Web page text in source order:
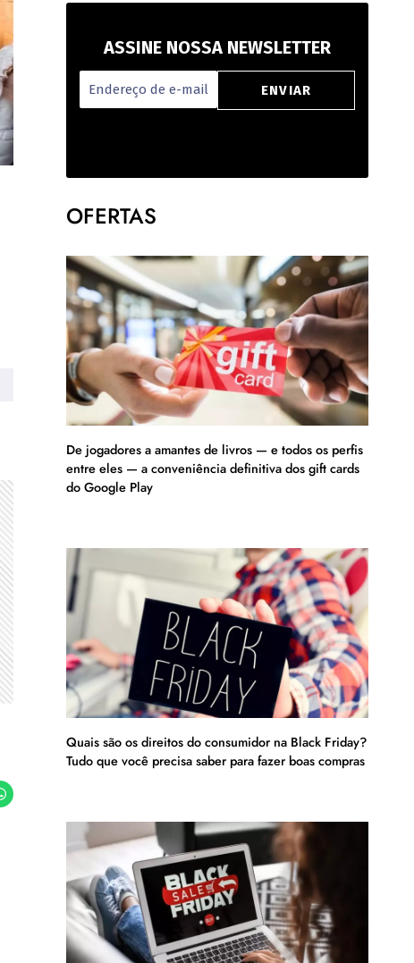
ASSINE NOSSA NEWSLETTER
OFERTAS
De jogadores a amantes de livros — e todos os perfis
entre eles — a conveniência definitiva dos gift cards
do Google Play
Quais são os direitos do consumidor na Black Friday?
Tudo que você precisa saber para fazer boas compras